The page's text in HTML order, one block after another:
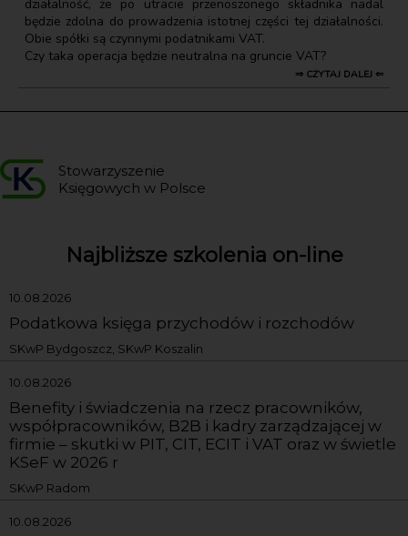
działalność, że po utracie przenoszonego składnika nadal
będzie zdolna do prowadzenia istotnej części tej działalności.
Obie spółki są czynnymi podatnikami VAT.
Czy taka operacja będzie neutralna na gruncie VAT?
⇒ CZYTAJ DALEJ ⇐
Stowarzyszenie
Księgowych w Polsce
Najbliższe szkolenia on-line
10.08.2026
Podatkowa księga przychodów i rozchodów
SKwP Bydgoszcz, SKwP Koszalin
10.08.2026
Benefity i świadczenia na rzecz pracowników,
współpracowników, B2B i kadry zarządzającej w
firmie – skutki w PIT, CIT, ECIT i VAT oraz w świetle
KSeF w 2026 r
SKwP Radom
10.08.2026